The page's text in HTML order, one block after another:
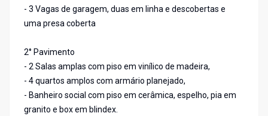
- 3 Vagas de garagem, duas em linha e descobertas e
uma presa coberta
2° Pavimento
- 2 Salas amplas com piso em vinílico de madeira,
- 4 quartos amplos com armário planejado,
- Banheiro social com piso em cerâmica, espelho, pia em
granito e box em blindex.